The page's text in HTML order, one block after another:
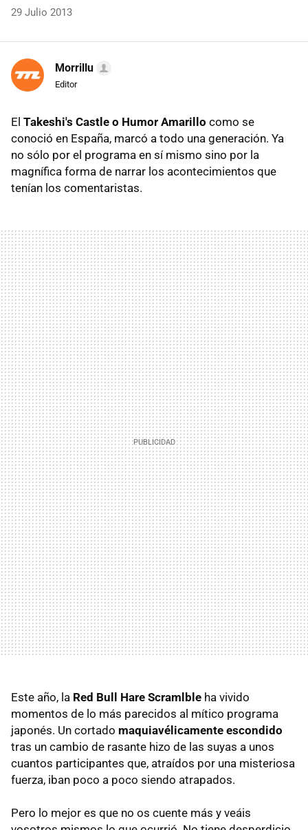
29 Julio 2013
Morrillu
Editor
El Takeshi's Castle o Humor Amarillo como se
conoció en España, marcó a todo una generación. Ya
no sólo por el programa en sí mismo sino por la
magnífica forma de narrar los acontecimientos que
tenían los comentaristas.
Este año, la Red Bull Hare Scramlble ha vivido
momentos de lo más parecidos al mítico programa
japonés. Un cortado maquiavélicamente escondido
tras un cambio de rasante hizo de las suyas a unos
cuantos participantes que, atraídos por una misteriosa
fuerza, iban poco a poco siendo atrapados.
Pero lo mejor es que no os cuente más y veáis